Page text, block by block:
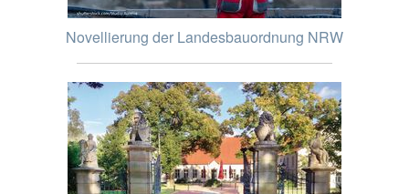
Novellierung der Landesbauordnung NRW